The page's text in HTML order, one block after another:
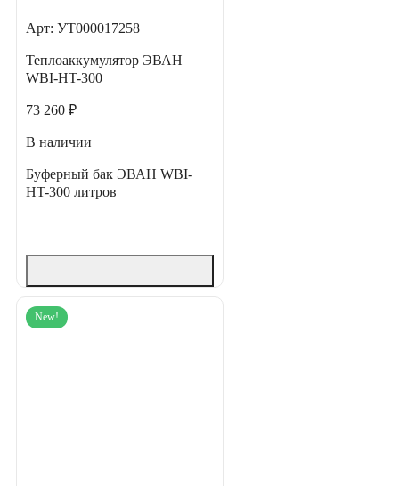
Арт: УТ000017258
Теплоаккумулятор ЭВАН
WBI-HT-300
73 260 ₽
В наличии
Буферный бак ЭВАН WBI-
HT-300 литров
New!